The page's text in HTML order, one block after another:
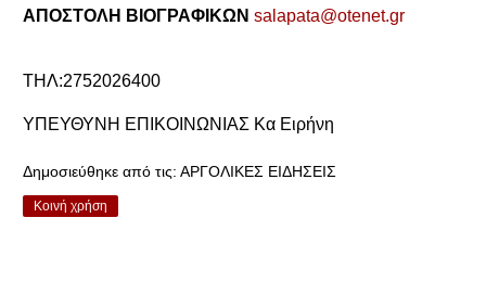
ΑΠΟΣΤΟΛΗ ΒΙΟΓΡΑΦΙΚΩΝ salapata@otenet.gr
ΤΗΛ:2752026400
YΠΕΥΘΥΝΗ ΕΠΙΚΟΙΝΩΝΙΑΣ Κα Ειρήνη
Δημοσιεύθηκε από τις: ΑΡΓΟΛΙΚΕΣ ΕΙΔΗΣΕΙΣ
Κοινή χρήση